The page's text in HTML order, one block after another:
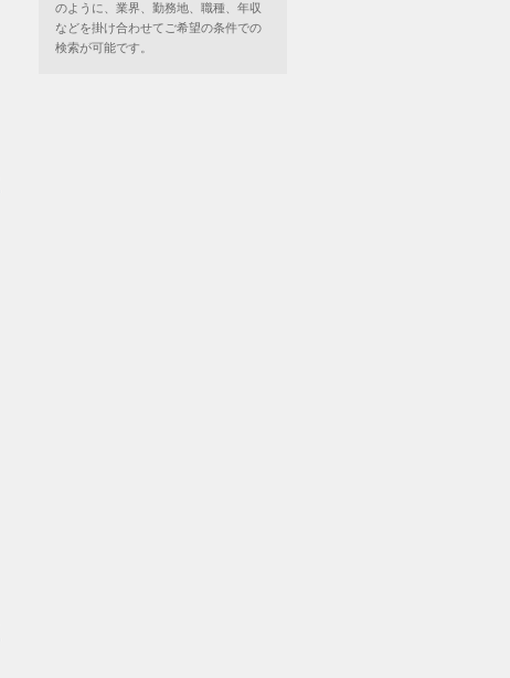
のように、業界、勤務地、職種、年収
などを掛け合わせてご希望の条件での
検索が可能です。